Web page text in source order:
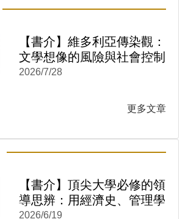
【書介】維多利亞傳染觀：
文學想像的風險與社會控制
2026/7/28
更多文章
【書介】頂尖大學必修的領
導思辨：用經濟史、管理學
與技術哲學看懂決策本質
2026/6/19